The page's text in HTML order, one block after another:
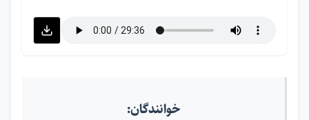
خوانندگان: